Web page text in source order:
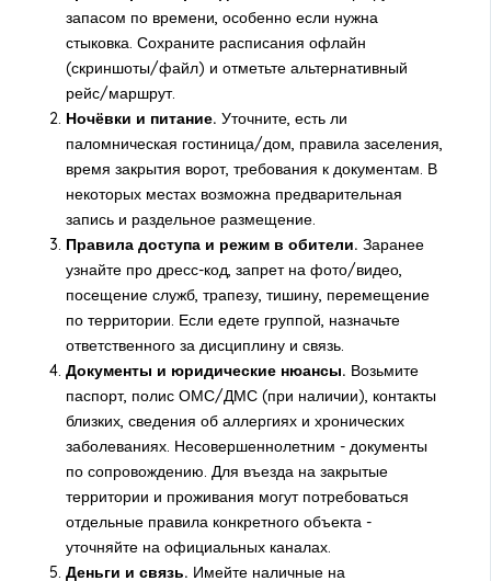
запасом по времени, особенно если нужна
стыковка. Сохраните расписания офлайн
(скриншоты/файл) и отметьте альтернативный
рейс/маршрут.
Ночёвки и питание. Уточните, есть ли
паломническая гостиница/дом, правила заселения,
время закрытия ворот, требования к документам. В
некоторых местах возможна предварительная
запись и раздельное размещение.
Правила доступа и режим в обители. Заранее
узнайте про дресс-код, запрет на фото/видео,
посещение служб, трапезу, тишину, перемещение
по территории. Если едете группой, назначьте
ответственного за дисциплину и связь.
Документы и юридические нюансы. Возьмите
паспорт, полис ОМС/ДМС (при наличии), контакты
близких, сведения об аллергиях и хронических
заболеваниях. Несовершеннолетним - документы
по сопровождению. Для въезда на закрытые
территории и проживания могут потребоваться
отдельные правила конкретного объекта -
уточняйте на официальных каналах.
Деньги и связь. Имейте наличные на